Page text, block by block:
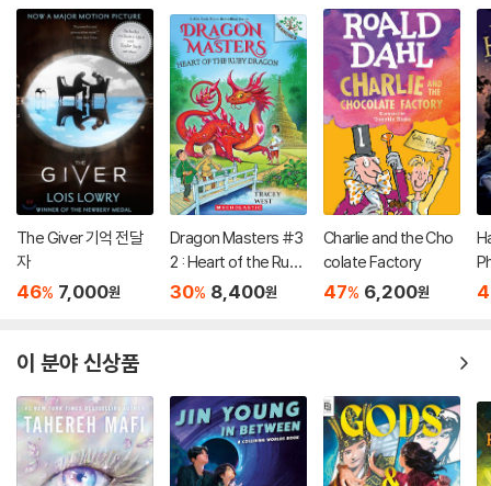
The Giver 기억 전달
자
46% 7,000원
Dragon Masters #3
2 : Heart of the Ruby
Dragon (A Branches
30% 8,400원
Charlie and the Cho
colate Factory
47% 6,200원
(
이 분야 신상품